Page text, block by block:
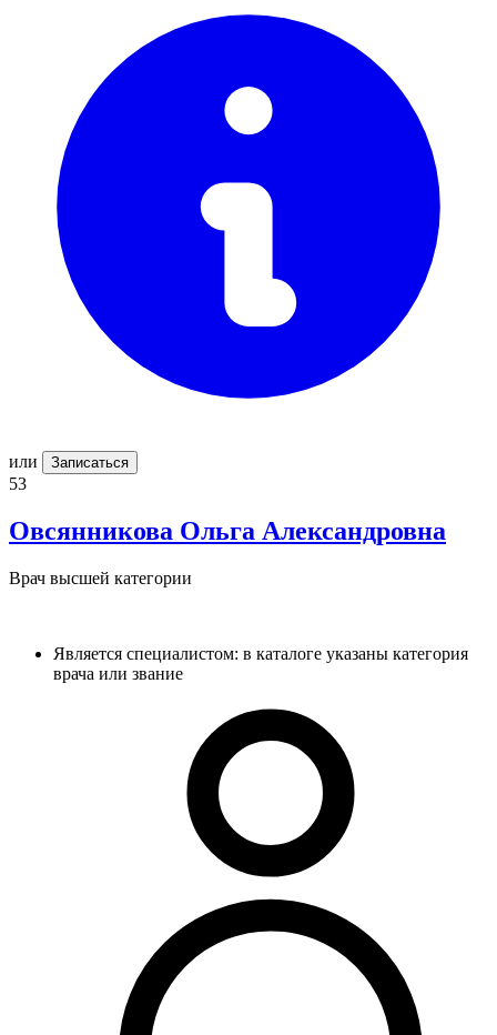
или Записаться
53
Овсянникова Ольга Александровна
Врач высшей категории
Является специалистом: в каталоге указаны категория
врача или звание